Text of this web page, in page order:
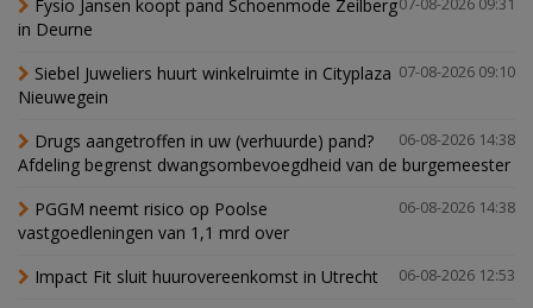
07-08-2026 09:31
Fysio Jansen koopt pand Schoenmode Zeilberg
in Deurne
07-08-2026 09:10
Siebel Juweliers huurt winkelruimte in Cityplaza
Nieuwegein
06-08-2026 14:38
Drugs aangetroffen in uw (verhuurde) pand?
Afdeling begrenst dwangsombevoegdheid van de burgemeester
06-08-2026 14:38
PGGM neemt risico op Poolse
vastgoedleningen van 1,1 mrd over
06-08-2026 12:53
Impact Fit sluit huurovereenkomst in Utrecht